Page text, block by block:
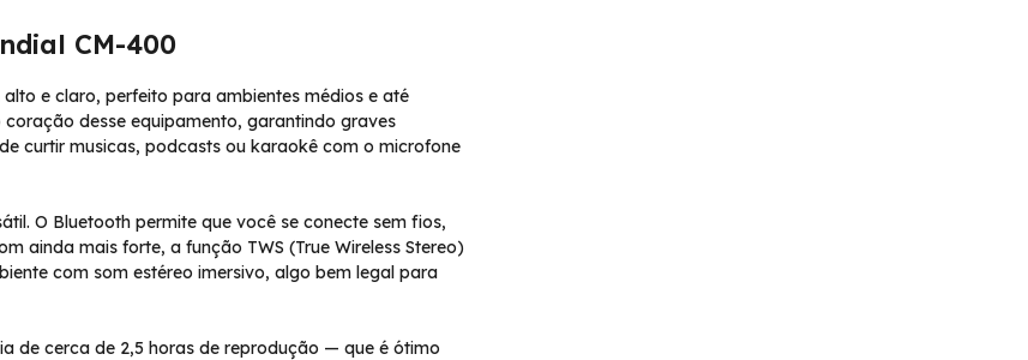
CM-400
e claro, perfeito para ambientes médios e até
desse equipamento, garantindo graves
curtir musicas, podcasts ou karaokê com o microfone
O Bluetooth permite que você se conecte sem fios,
ainda mais forte, a função TWS (True Wireless Stereo)
com som estéreo imersivo, algo bem legal para
de cerca de 2,5 horas de reprodução — que é ótimo